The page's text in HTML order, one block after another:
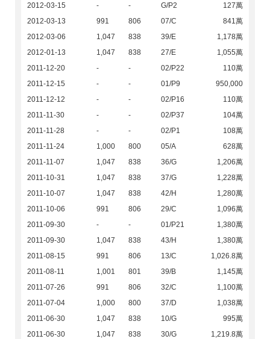
2012-03-15
- - G/P2
127萬
2012-03-13
991 806 07/C
841萬
2012-03-06
1,047 838 39/E
1,178萬
2012-01-13
1,047 838 27/E
1,055萬
2011-12-20
- - 02/P22
110萬
2011-12-15
- - 01/P9
950,000
2011-12-12
- - 02/P16
110萬
2011-11-30
- - 02/P37
104萬
2011-11-28
- - 02/P1
108萬
2011-11-24
1,000 800 05/A
628萬
2011-11-07
1,047 838 36/G
1,206萬
2011-10-31
1,047 838 37/G
1,228萬
2011-10-07
1,047 838 42/H
1,280萬
2011-10-06
991 806 29/C
1,096萬
2011-09-30
- - 01/P21
1,380萬
2011-09-30
1,047 838 43/H
1,380萬
2011-08-15
991 806 13/C
1,026.8萬
2011-08-11
1,001 801 39/B
1,145萬
2011-07-26
991 806 32/C
1,100萬
2011-07-04
1,000 800 37/D
1,038萬
2011-06-30
1,047 838 10/G
995萬
2011-06-30
1,047 838 30/G
1,219.8萬